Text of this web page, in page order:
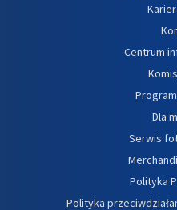
Centrum
Dla
Serwis
Polityka
Polityka